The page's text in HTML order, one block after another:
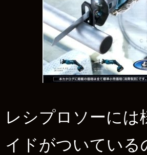
レシプロソーには
イドがついている